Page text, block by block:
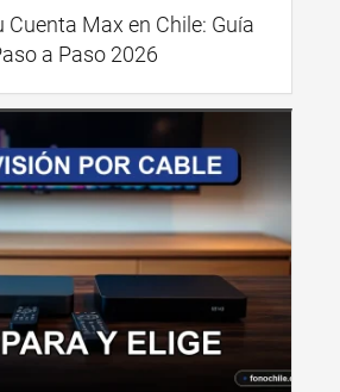
Cuenta Max en Chile: Guía
a Paso 2026